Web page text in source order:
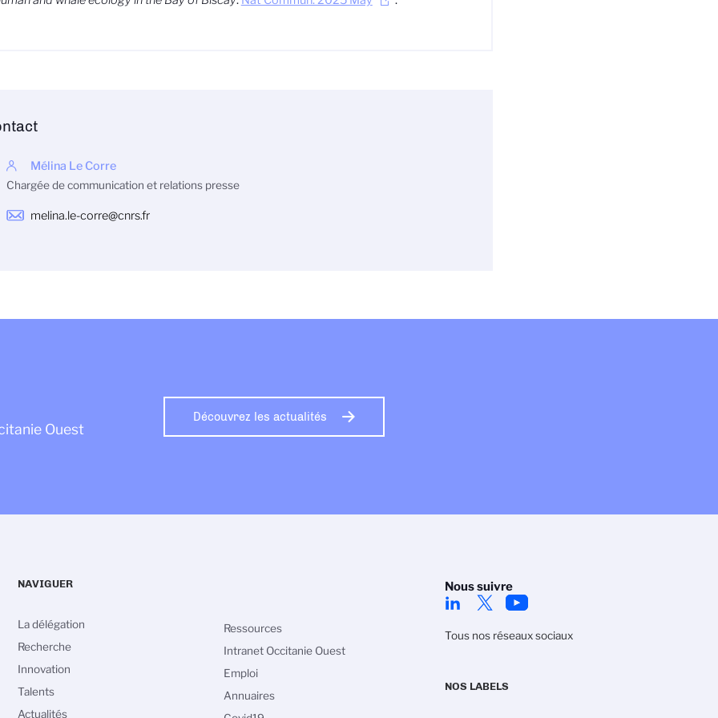
Mélina Le Corre
Chargée de communication et relations presse
melina.le-corre@cnrs.fr
Ouest
Découvrez les actualités
Nous suivre
Tous nos réseaux sociaux
NOS LABELS
NAVIGUER
La délégation
Recherche
Innovation
Talents
Actualités
Ressources
Intranet Occitanie Ouest
Emploi
Annuaires